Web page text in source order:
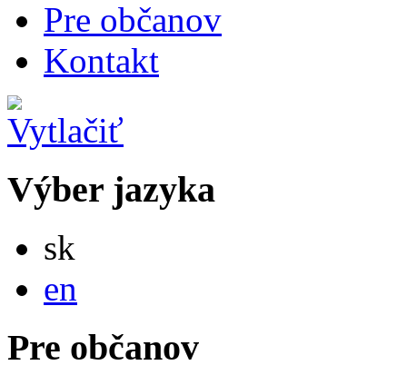
Pre občanov
Kontakt
Výber jazyka
sk
en
Pre občanov